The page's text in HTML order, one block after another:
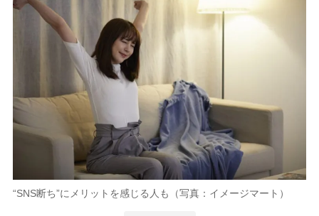
“SNS断ち”にメリットを感じる人も（写真：イメージマート）